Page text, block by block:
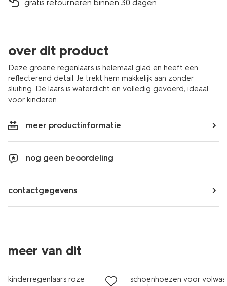
gratis retourneren binnen 30 dagen
over dit product
Deze groene regenlaars is helemaal glad en heeft een
reflecterend detail. Je trekt hem makkelijk aan zonder
sluiting. De laars is waterdicht en volledig gevoerd, ideaal
voor kinderen.
meer productinformatie
nog geen beoordeling
contactgegevens
meer van dit
kinderregenlaars roze
schoenhoezen voor